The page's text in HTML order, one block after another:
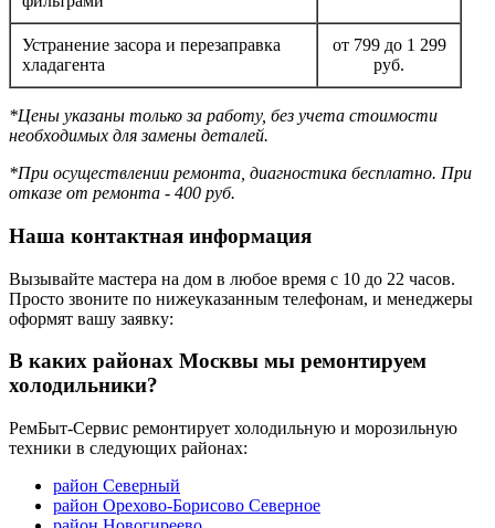
Устранение засора и перезаправка
хладагента
от 799 до 1 299
руб.
*Цены указаны только за работу, без учета стоимости
необходимых для замены деталей.
*При осуществлении ремонта, диагностика бесплатно. При
отказе от ремонта - 400 руб.
Наша контактная информация
Вызывайте мастера на дом в любое время с 10 до 22 часов.
Просто звоните по нижеуказанным телефонам, и менеджеры
оформят вашу заявку:
В каких районах Москвы мы ремонтируем
холодильники?
РемБыт-Сервис ремонтирует холодильную и морозильную
техники в следующих районах:
район Северный
район Орехово-Борисово Северное